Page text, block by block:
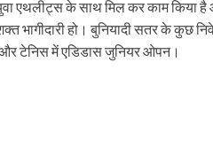
एथलीट्स के साथ मिल कर काम किया है
भागीदारी हो। बुनियादी सतर के कुछ
टेनिस में एडिडास जुनियर ओपन।